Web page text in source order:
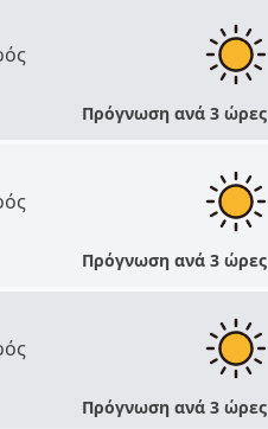
Πρόγνωση ανά 3 ώρες
Πρόγνωση ανά 3 ώρες
Πρόγνωση ανά 3 ώρες